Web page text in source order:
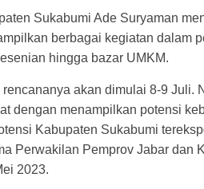
Sukabumi Ade Suryaman
berbagai kegiatan dalam
hingga bazar UMKM.
akan dimulai 8-9 Juli.
dengan menampilkan potensi
Kabupaten Sukabumi
Perwakilan Pemprov Jabar dan
2023.